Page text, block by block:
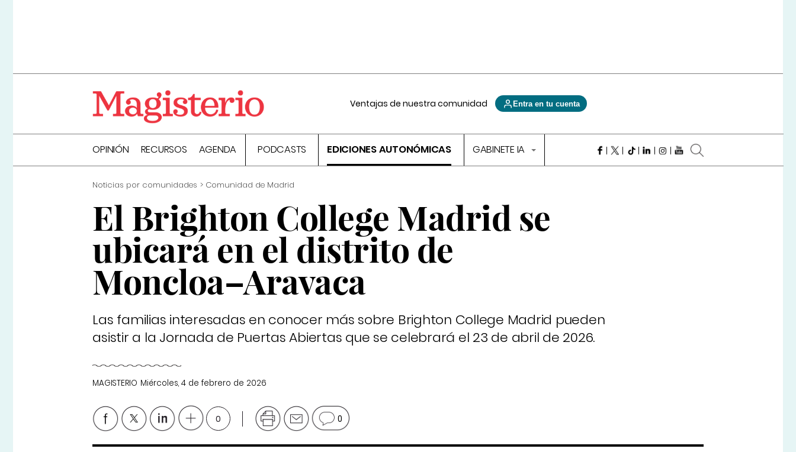
Ventajas de nuestra comunidad Entra en tu cuenta
OPINIÓN RECURSOS AGENDA PODCASTS EDICIONES AUTONÓMICAS GABINETE IA
Noticias por comunidades Comunidad de Madrid
El Brighton College Madrid se
ubicará en el distrito de
Moncloa–Aravaca
Las familias interesadas en conocer más sobre Brighton College Madrid pueden
asistir a la Jornada de Puertas Abiertas que se celebrará el 23 de abril de 2026.
MAGISTERIO Miércoles, 4 de febrero de 2026
0 0